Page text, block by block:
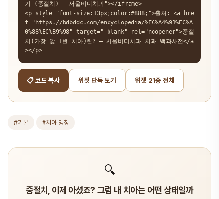
기 (중절치) — 서울비디치과"></iframe>
<p style="font-size:13px;color:#888;">출처: <a hre
f="https://bdbddc.com/encyclopedia/%EC%A4%91%EC%A
0%88%EC%B9%98" target="_blank" rel="noopener">중절
치(가장 앞 1번 치아)란? — 서울비디치과 치과 백과사전</a
></p>
📋 코드 복사 위젯 단독 보기 위젯 21종 전체
#기본 #치아 명칭
🔍
중절치, 이제 아셨죠? 그럼 내 치아는 어떤 상태일까